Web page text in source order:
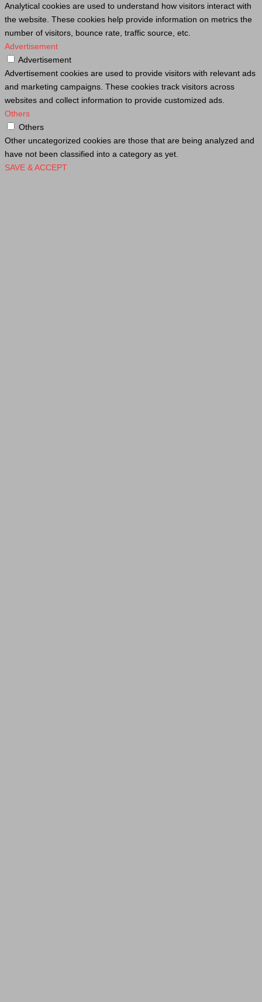
Analytical cookies are used to understand how visitors interact with
the website. These cookies help provide information on metrics the
number of visitors, bounce rate, traffic source, etc.
Advertisement
Advertisement
Advertisement cookies are used to provide visitors with relevant ads
and marketing campaigns. These cookies track visitors across
websites and collect information to provide customized ads.
Others
Others
Other uncategorized cookies are those that are being analyzed and
have not been classified into a category as yet.
SAVE & ACCEPT